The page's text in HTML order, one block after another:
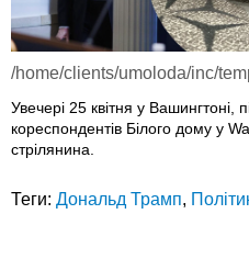
/home/clients/umoloda/inc/
Увечері 25 квітня у Вашингтоні,
кореспондентів Білого дому у
стрілянина.
Теги: Дональд Трамп,